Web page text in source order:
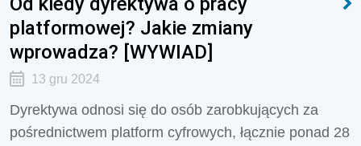
platformowej? Jakie zmiany
wprowadza? [WYWIAD]
13 gru 2024
Dyrektywa odnosi się do osób zarobkujących za
pośrednictwem platform cyfrowych, łącznie ponad 28